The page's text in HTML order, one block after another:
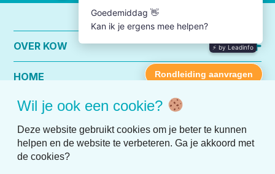
OVER KOW
HOME
PRAKTISCHE INFO
Wil je ook een cookie?
Deze website gebruikt cookies om je beter te kunnen
helpen en de website te verbeteren. Ga je akkoord met
de cookies?